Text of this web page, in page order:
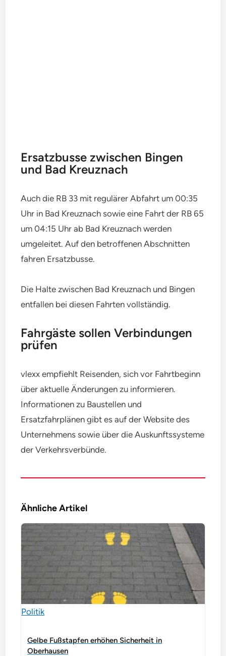
Ersatzbusse zwischen Bingen
und Bad Kreuznach
Auch die RB 33 mit regulärer Abfahrt um 00:35
Uhr in Bad Kreuznach sowie eine Fahrt der RB 65
um 04:15 Uhr ab Bad Kreuznach werden
umgeleitet. Auf den betroffenen Abschnitten
fahren Ersatzbusse.
Die Halte zwischen Bad Kreuznach und Bingen
entfallen bei diesen Fahrten vollständig.
Fahrgäste sollen Verbindungen
prüfen
vlexx empfiehlt Reisenden, sich vor Fahrtbeginn
über aktuelle Änderungen zu informieren.
Informationen zu Baustellen und
Ersatzfahrplänen gibt es auf der Website des
Unternehmens sowie über die Auskunftssysteme
der Verkehrsverbünde.
Ähnliche Artikel
Politik
Gelbe Fußstapfen erhöhen Sicherheit in
Oberhausen